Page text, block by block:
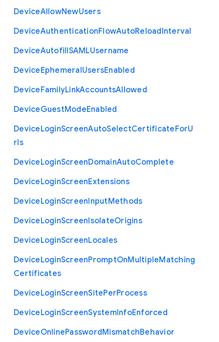
DeviceAllowNewUsers
DeviceAuthenticationFlowAutoReloadInterval
DeviceAutofillSAMLUsername
DeviceEphemeralUsersEnabled
DeviceFamilyLinkAccountsAllowed
DeviceGuestModeEnabled
DeviceLoginScreenAutoSelectCertificateForU
rls
DeviceLoginScreenDomainAutoComplete
DeviceLoginScreenExtensions
DeviceLoginScreenInputMethods
DeviceLoginScreenIsolateOrigins
DeviceLoginScreenLocales
DeviceLoginScreenPromptOnMultipleMatching
Certificates
DeviceLoginScreenSitePerProcess
DeviceLoginScreenSystemInfoEnforced
DeviceOnlinePasswordMismatchBehavior